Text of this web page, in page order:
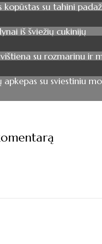
kopūstas su tahini
iš šviežių cukinijų
su rozmarinu ir
su sviestiniu